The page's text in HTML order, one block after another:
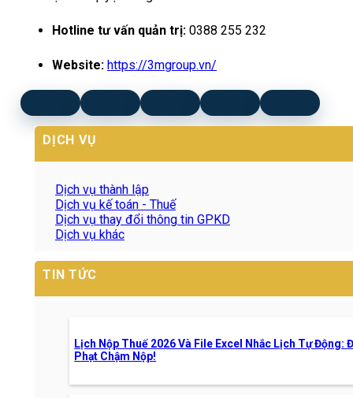
Hotline tư vấn quản trị: 0388 255 232
Website: https://3mgroup.vn/
DỊCH VỤ
Dịch vụ thành lập
Dịch vụ kế toán - Thuế
Dịch vụ thay đổi thông tin GPKD
Dịch vụ khác
TIN TỨC
Lịch Nộp Thuế 2026 Và File Excel Nhắc Lịch Tự Động:
Phạt Chậm Nộp!